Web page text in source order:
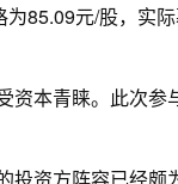
85.09元/股，实
资本青睐。此次